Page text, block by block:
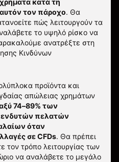
κατά τη
τον πάροχο. Θα
πώς λειτουργούν τα
το υψηλό ρίσκο να
ανατρέξτε στη
Κινδύνων
προϊόντα και
απώλειας χρημάτων
74–89% των
πελατών
όταν
σε CFDs. Θα πρέπει
τον τρόπο λειτουργίας των
να αναλάβετε το μεγάλο